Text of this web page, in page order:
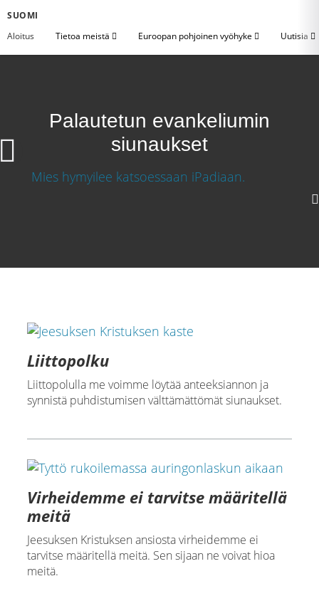
SUOMI
Aloitus
Tietoa meistä Euroopan pohjoinen vyöhyke Uutisia
Palautetun evankeliumin
siunaukset
Liittopolku
Liittopolulla me voimme löytää anteeksiannon ja
synnistä puhdistumisen välttämättömät siunaukset.
Virheidemme ei tarvitse määritellä
meitä
Jeesuksen Kristuksen ansiosta virheidemme ei
tarvitse määritellä meitä. Sen sijaan ne voivat hioa
meitä.